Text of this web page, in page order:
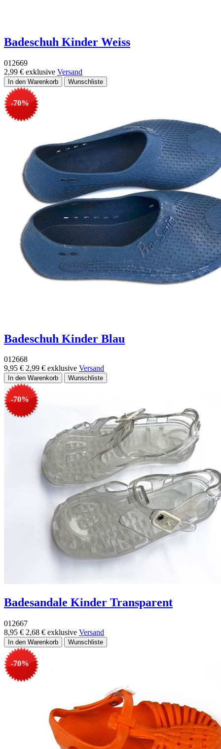
Badeschuh Kinder Weiss
012669
2,99 € exklusive Versand
-70%
Badeschuh Kinder Blau
012668
9,95 € 2,99 € exklusive Versand
-70%
Badesandale Kinder Transparent
012667
8,95 € 2,68 € exklusive Versand
-70%